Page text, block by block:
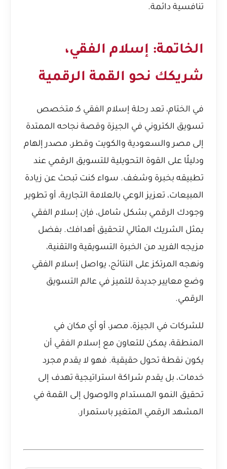
تنافسية دائمة.
الخاتمة: إسلام الفقي،
شريكك نحو القمة الرقمية
في الختام، تعد رحلة إسلام الفقي كـ متخصص
تسويق الكتروني في الجيزة وقصة نجاحه الممتدة
إلى مصر والسعودية والكويت وقطر، مصدر إلهام
ودليلًا على القوة التحويلية للتسويق الرقمي عند
تطبيقه بخبرة وشغف. سواء كنت تبحث عن زيادة
المبيعات، تعزيز الوعي بالعلامة التجارية، أو تطوير
وجودك الرقمي بشكل شامل، فإن إسلام الفقي
يمثل الشريك المثالي لتحقيق أهدافك. بفضل
مزيجه الفريد من الخبرة التسويقية والتقنية،
ونهجه المرتكز على النتائج، يواصل إسلام الفقي
وضع معايير جديدة للتميز في عالم التسويق
الرقمي.
للشركات في الجيزة، مصر، أو أي مكان في
المنطقة، يمكن للتعاون مع إسلام الفقي أن
يكون نقطة تحول حقيقية. فهو لا يقدم مجرد
خدمات، بل يقدم شراكة استراتيجية تهدف إلى
تحقيق النمو المستدام والوصول إلى القمة في
المشهد الرقمي المتغير باستمرار.